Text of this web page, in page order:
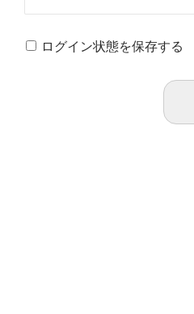
ログイン状態を保存する